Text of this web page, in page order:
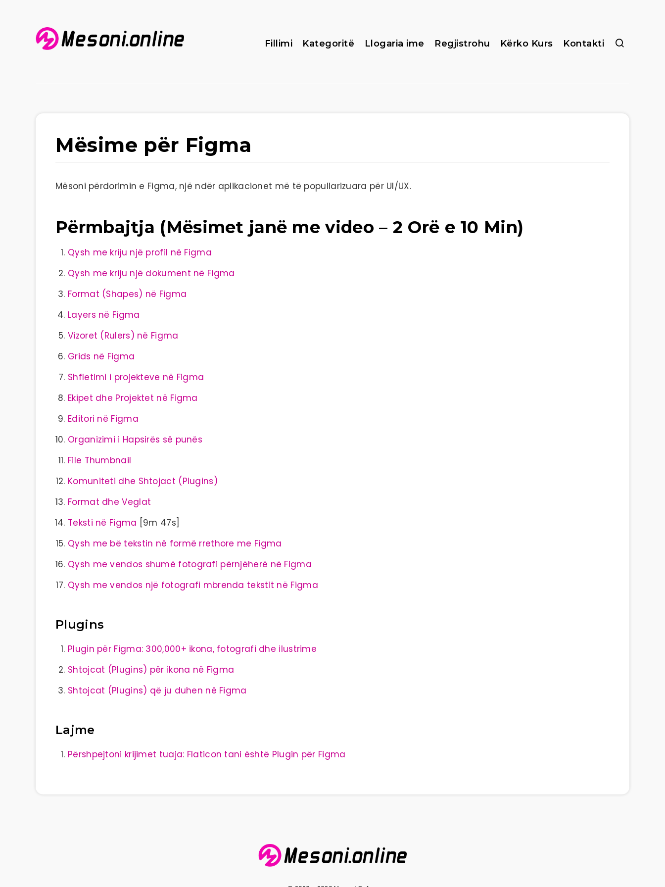
Fillimi Kategoritë Llogaria ime Regjistrohu Kërko Kurs Kontakti
Mësime për Figma
Mësoni përdorimin e Figma, një ndër aplikacionet më të popullarizuara për UI/UX.
Përmbajtja (Mësimet janë me video – 2 Orë e 10 Min)
Qysh me kriju një profil në Figma
Qysh me kriju një dokument në Figma
Format (Shapes) në Figma
Layers në Figma
Vizoret (Rulers) në Figma
Grids në Figma
Shfletimi i projekteve në Figma
Ekipet dhe Projektet në Figma
Editori në Figma
Organizimi i Hapsirës së punës
File Thumbnail
Komuniteti dhe Shtojact (Plugins)
Format dhe Veglat
Teksti në Figma [9m 47s]
Qysh me bë tekstin në formë rrethore me Figma
Qysh me vendos shumë fotografi përnjëherë në Figma
Qysh me vendos një fotografi mbrenda tekstit në Figma
Plugins
Plugin për Figma: 300,000+ ikona, fotografi dhe ilustrime
Shtojcat (Plugins) për ikona në Figma
Shtojcat (Plugins) që ju duhen në Figma
Lajme
Përshpejtoni krijimet tuaja: Flaticon tani është Plugin për Figma